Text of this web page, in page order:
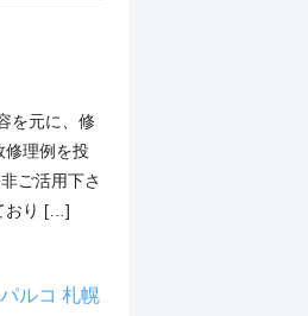
を元に、修
修理例を投
ご活用下さ
おり […]
パルコ 札幌